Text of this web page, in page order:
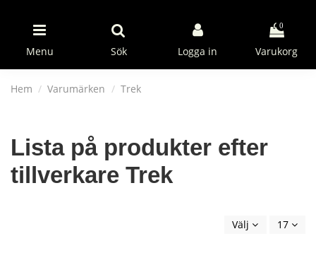
Menu Sök Logga in
0
Varukorg
Hem Varumärken Trek
Lista på produkter efter
tillverkare Trek
Välj 17